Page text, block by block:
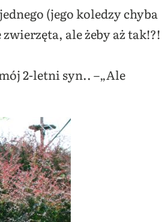
(jego koledzy chyba
ale żeby aż tak!?!
2-letni syn.. –„Ale